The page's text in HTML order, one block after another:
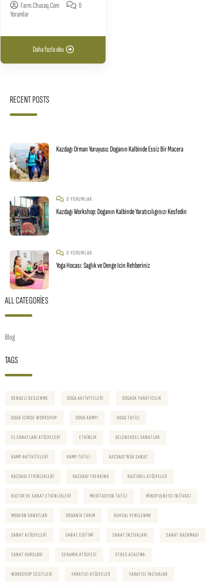
Farm.chusaq.com
0
Yorumlar
Daha fazla oku
RECENT POSTS
Kazdagı Orman Yuruyusu: Doganın Kalbinde Essiz Bir Macera
0 YORUMLAR
Kazdagı Workshop: Doganın Kalbinde Yaratıcılıgınızı Kesfedin
0 YORUMLAR
Yoga Hocası: Saglık ve Denge Icin Rehberiniz
ALL CATEGORIES
Blog
TAGS
DENGELI BESLENME DOGA AKTIVITELERI DOGADA YARATICILIK
DOGA ICINDE WORKSHOP DOGA KAMPI DOGA TATILI
EL SANATLARI ATÖLYELERI ETKINLIK GELENEKSEL SANATLAR
KAMP AKTIVITELERI KAMP TATILI KAZDAGI'NDA SANAT
KAZDAGI ETKINLIKLERI KAZDAGI TREKKING KULTUREL ATÖLYELER
KULTUR VE SANAT ETKINLIKLERI MEDITASYON TATILI MINDFULNESS INZIVASI
MODERN SANATLAR ORGANIK TARIM RUHSAL YENILENME
SANAT ATÖLYELERI SANAT EGITIMI SANAT INZIVALARI SANAT KACAMAGI
SANAT KURSLARI SERAMIK ATÖLYESI STRES AZALTMA
WORKSHOP CESITLERI YARATICI ATÖLYELER YARATICI INZIVALAR